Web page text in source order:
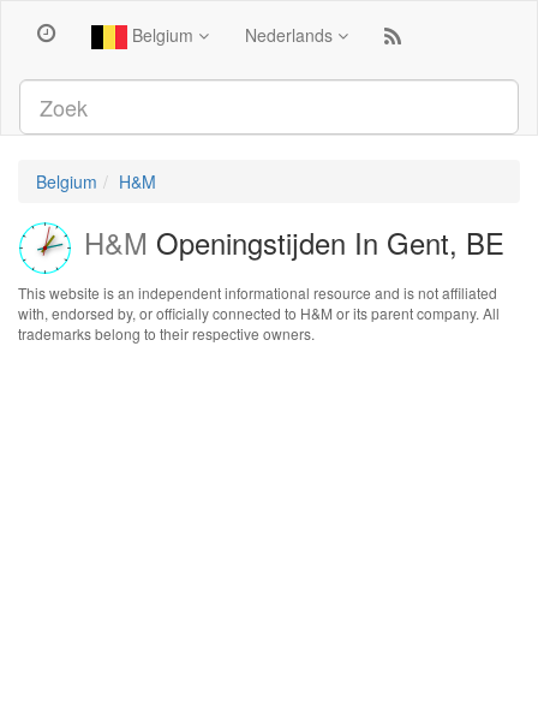
Belgium Nederlands
Belgium H&M
H&M Openingstijden In Gent, BE
This website is an independent informational resource and is not affiliated
with, endorsed by, or officially connected to H&M or its parent company. All
trademarks belong to their respective owners.